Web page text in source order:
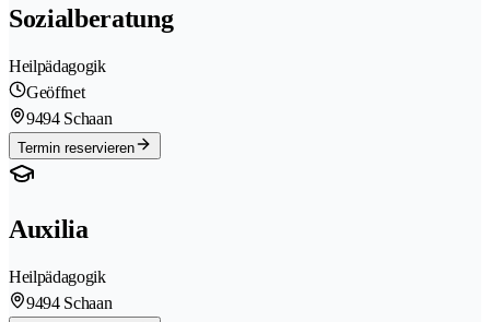
Sozialberatung
Heilpädagogik
Geöffnet
9494 Schaan
Termin reservieren
Auxilia
Heilpädagogik
9494 Schaan